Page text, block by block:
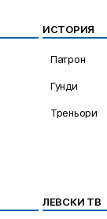
ИСТОРИЯ
Патрон
Гунди
Треньори
ЛЕВСКИ ТВ